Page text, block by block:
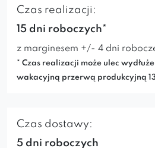
Czas realizacji:
15 dni roboczych*
z marginesem +/- 4 dni
* Czas realizacji może ulec
wakacyjną przerwą produkcyjną
Czas dostawy:
5 dni roboczych